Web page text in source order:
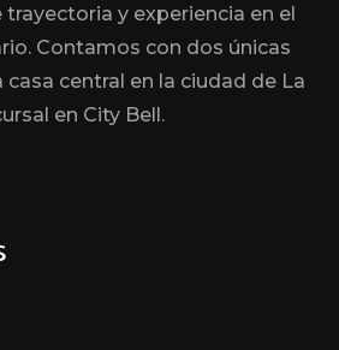
trayectoria y experiencia en el
Contamos con dos únicas
casa central en la ciudad de La
en City Bell.